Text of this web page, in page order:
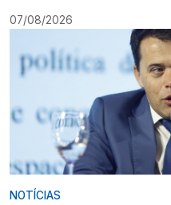
07/08/2026
NOTÍCIAS